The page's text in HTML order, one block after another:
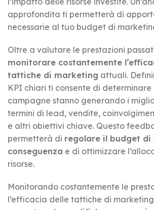
approfondita ti permetterà di
necessarie al tuo budget di
Oltre a valutare le prestazioni
monitorare costantemente
tattiche di marketing attuali.
KPI chiari ti consente di
campagne stanno generando i
termini di lead, vendite,
e altri obiettivi chiave. Questo
permetterà di regolare il budget
conseguenza e di ottimizzare
risorse.
Monitorando costantemente le
l’efficacia delle tattiche di